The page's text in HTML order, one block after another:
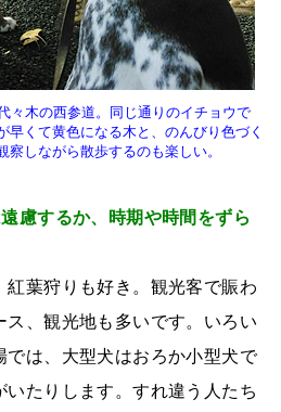
々木の西参道。同じ通りのイチョウで
早くて黄色になる木と、のんびり色づく
しながら散歩するのも楽しい。
慮するか、時期や時間をずら
紅葉狩りも好き。観光客で賑わ
ス、観光地も多いです。いろい
では、大型犬はおろか小型犬で
いたりします。すれ違う人たち